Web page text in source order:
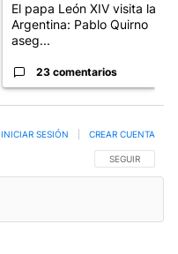
El papa León XIV visita la
Argentina: Pablo Quirno
aseg...
23 comentarios
SIGA ESTA
SEGUIR
INICIAR SESIÓN CREAR CUENTA